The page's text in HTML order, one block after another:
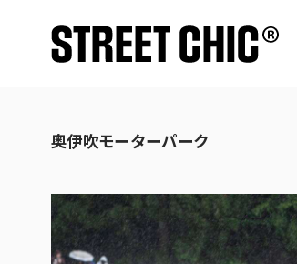
奥伊吹モーターパーク